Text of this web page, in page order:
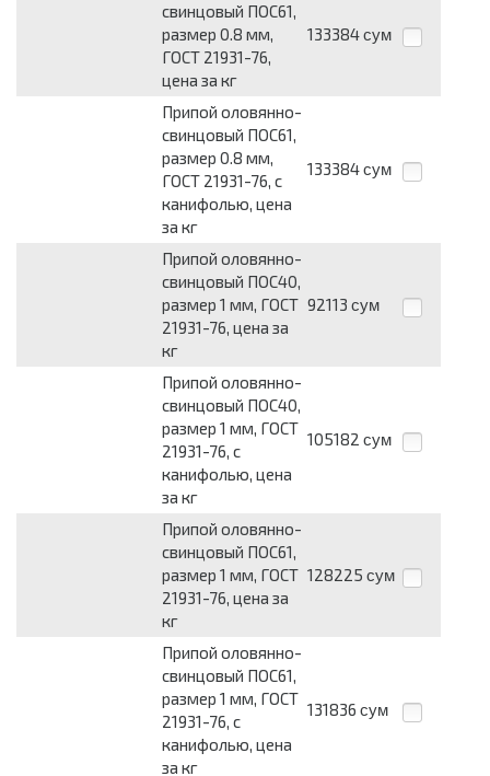
свинцовый ПОС61,
размер 0.8 мм,
ГОСТ 21931-76,
цена за кг
133384 сум
Припой оловянно-
свинцовый ПОС61,
размер 0.8 мм,
ГОСТ 21931-76, с
канифолью, цена
за кг
133384 сум
Припой оловянно-
свинцовый ПОС40,
размер 1 мм, ГОСТ
21931-76, цена за
кг
92113 сум
Припой оловянно-
свинцовый ПОС40,
размер 1 мм, ГОСТ
21931-76, с
канифолью, цена
за кг
105182 сум
Припой оловянно-
свинцовый ПОС61,
размер 1 мм, ГОСТ
21931-76, цена за
кг
128225 сум
Припой оловянно-
свинцовый ПОС61,
размер 1 мм, ГОСТ
21931-76, с
канифолью, цена
за кг
131836 сум